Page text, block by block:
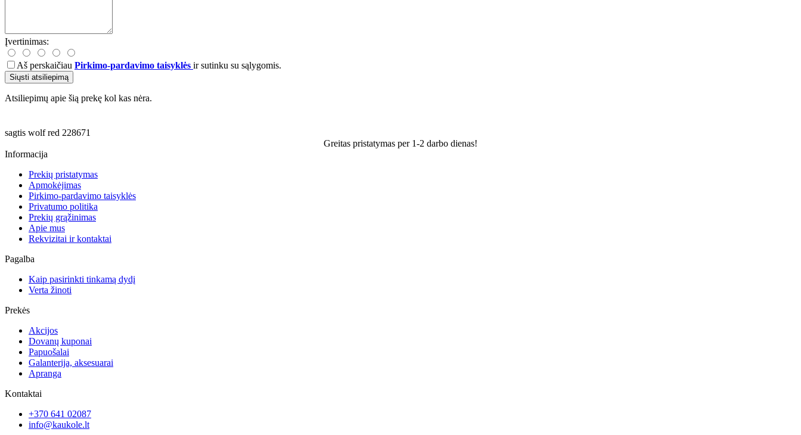
Įvertinimas:
Aš perskaičiau Pirkimo-pardavimo taisyklės ir sutinku su sąlygomis.
Siųsti atsiliepimą
Atsiliepimų apie šią prekę kol kas nėra.
sagtis wolf red 228671
Greitas pristatymas per 1-2 darbo dienas!
Informacija
Prekių pristatymas
Apmokėjimas
Pirkimo-pardavimo taisyklės
Privatumo politika
Prekių grąžinimas
Apie mus
Rekvizitai ir kontaktai
Pagalba
Kaip pasirinkti tinkamą dydį
Verta žinoti
Prekės
Akcijos
Dovanų kuponai
Papuošalai
Galanterija, aksesuarai
Apranga
Kontaktai
+370 641 02087
info@kaukole.lt